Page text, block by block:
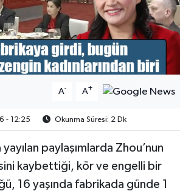
A- A+
- 12:25 Okunma Süresi: 2 Dk
paylaşımlarda Zhou’nun
kaybettiği, kör ve engelli bir
16 yaşında fabrikada günde 1